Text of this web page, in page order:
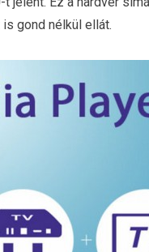
gond nélkül ellát.